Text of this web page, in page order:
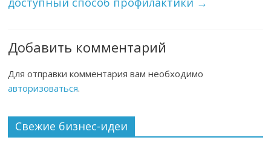
Добавить комментарий
Для отправки комментария вам необходимо
авторизоваться.
Свежие бизнес-идеи